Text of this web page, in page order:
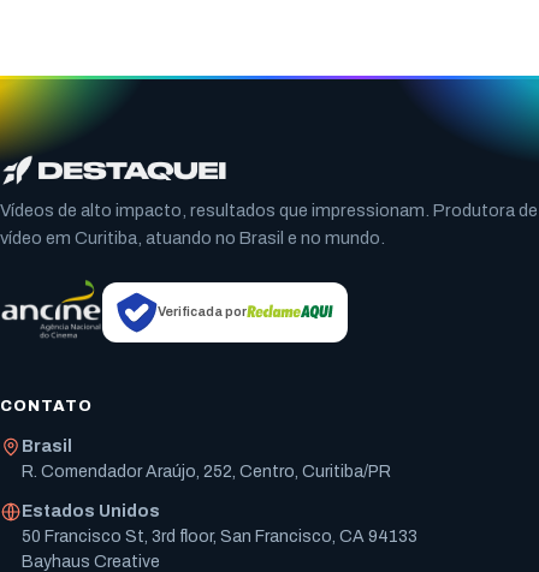
Vídeos de alto impacto, resultados que impressionam. Produtora de
vídeo em Curitiba, atuando no Brasil e no mundo.
Verificada por
CONTATO
Brasil
R. Comendador Araújo, 252, Centro, Curitiba/PR
Estados Unidos
50 Francisco St, 3rd floor, San Francisco, CA 94133
Bayhaus Creative